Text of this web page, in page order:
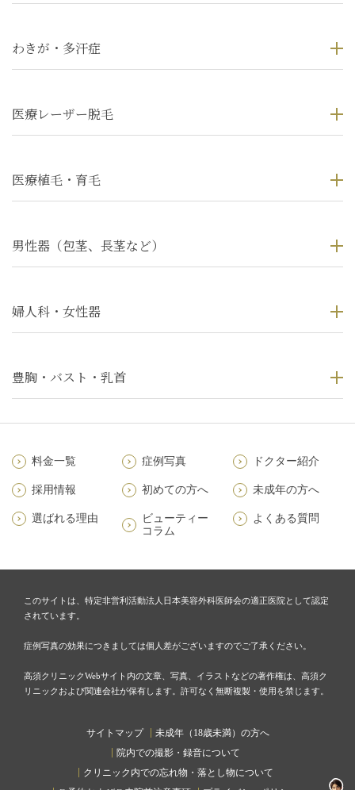
わきが・多汗症
医療レーザー脱毛
医療植毛・育毛
男性器（包茎、長茎など）
婦人科・女性器
豊胸・バスト・乳首
料金一覧 症例写真 ドクター紹介
採用情報 初めての方へ 未成年の方へ
選ばれる理由
ビューティー
コラム
よくある質問
このサイトは、特定非営利活動法人日本美容外科医師会の適正医院として認定
されています。
症例写真の効果につきましては個人差がございますのでご了承ください。
高須クリニックWebサイト内の文章、写真、イラストなどの著作権は、高須ク
リニックおよび関連会社が保有します。許可なく無断複製・使用を禁じます。
サイトマップ
未成年（18歳未満）の方へ
院内での撮影・録音について
クリニック内での忘れ物・落とし物について